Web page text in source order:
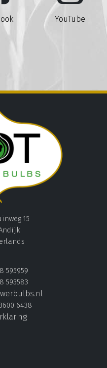
YouTube
15
595959
593583
6438